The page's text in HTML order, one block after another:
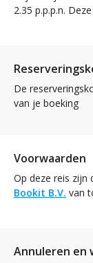
2.35 p.p.p.n.
De
van je boeking
Voorwaarden
Op deze reis zijn
Bookit B.V. van
Annuleren en